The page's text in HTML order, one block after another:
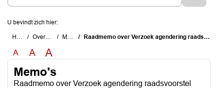
U bevindt zich hier:
Home Overzichten Memo's Raadmemo over Verzoek agendering raadsvoorstel Aanpassing experiment in kader van Huisvestingsverordening: inschrijfduurverlenging doorstroom na tijdelijkheid van aandachtsgroepen
A A A
Memo's
Raadmemo over Verzoek agendering raadsvoorstel